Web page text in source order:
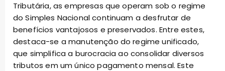
Tributária, as empresas que operam sob o regime
do Simples Nacional continuam a desfrutar de
benefícios vantajosos e preservados. Entre estes,
destaca-se a manutenção do regime unificado,
que simplifica a burocracia ao consolidar diversos
tributos em um único pagamento mensal. Este